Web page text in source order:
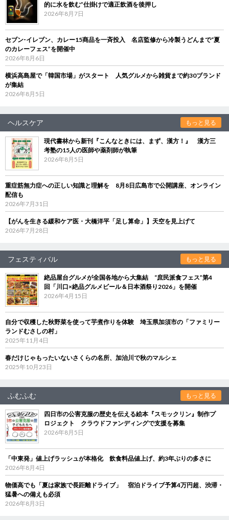
的に水を飲む”仕掛けで適正飲酒を後押し
2026年8月7日
セブン‐イレブン、カレー15商品を一斉投入 名店監修から冷製うどんまで“夏
のカレーフェス”を開催中
2026年8月6日
横浜高島屋で「韓国市場」がスタート 人気グルメから雑貨まで約30ブランド
が集結
2026年8月5日
ヘルスケア もっと見る
現代書林から新刊『こんなときには、まず、漢方！』 漢方三
考塾の15人の医師や薬剤師が執筆
2026年8月5日
重症筋無力症への正しい知識と理解を 8月8日広島市で公開講座、オンライン
配信も
2026年7月31日
【がんを生きる緩和ケア医・大橋洋平「足し算命」】天空を見上げて
2026年7月28日
フェスティバル もっと見る
絶品屋台グルメが全国各地から大集結 “庶民派食フェス”第4
回「川口×絶品グルメビール＆日本酒祭り2026」を開催
2026年4月15日
自分で収穫した秋野菜を使って芋煮作りを体験 埼玉県加須市の「ファミリー
ランドむさしの村」
2025年11月4日
春だけじゃもったいないさくらの名所、加治川で秋のマルシェ
2025年10月23日
ふむふむ もっと見る
四日市の公害克服の歴史を伝える絵本『スモックリン』制作プ
ロジェクト クラウドファンディングで支援を募集
2026年8月5日
「中東発」値上げラッシュが本格化 飲食料品値上げ、約3年ぶりの多さに
2026年8月4日
物価高でも「夏は家族で長距離ドライブ」 宿泊ドライブ予算4万円超、渋滞・
猛暑への備えも必須
2026年8月3日